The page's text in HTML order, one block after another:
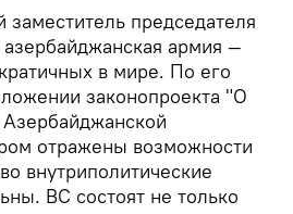
председателя
армия —
в мире. По его
законопроекта "О
отражены возможности
внутриполитические
ВС состоят не только